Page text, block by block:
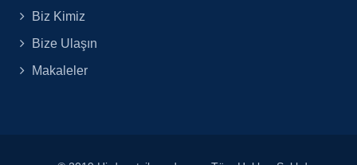
Biz Kimiz
Bize Ulaşın
Makaleler